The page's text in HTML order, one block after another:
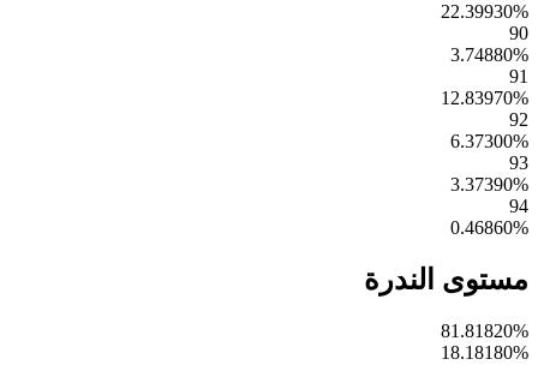
22.39930%
90
3.74880%
91
12.83970%
92
6.37300%
93
3.37390%
94
0.46860%
مستوى الندرة
81.81820%
18.18180%